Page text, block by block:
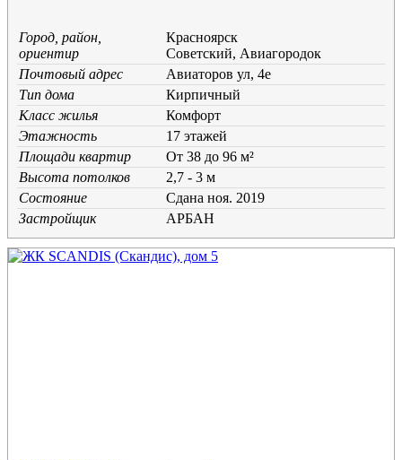
Город, район,
ориентир
Красноярск
Советский, Авиагородок
Почтовый адрес
Авиаторов ул, 4е
Тип дома
Кирпичный
Класс жилья
Комфорт
Этажность
17 этажей
Площади квартир
От 38 до 96 м²
Высота потолков
2,7 - 3 м
Состояние
Cдана ноя. 2019
Застройщик
АРБАН